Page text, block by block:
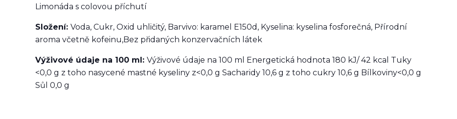
Limonáda s colovou příchutí
Složení: Voda, Cukr, Oxid uhličitý, Barvivo: karamel E150d, Kyselina: kyselina fosforečná, Přírodní
aroma včetně kofeinu,Bez přidaných konzervačních látek
Výživové údaje na 100 ml: Výživové údaje na 100 ml Energetická hodnota 180 kJ/ 42 kcal Tuky
<0,0 g z toho nasycené mastné kyseliny z<0,0 g Sacharidy 10,6 g z toho cukry 10,6 g Bílkoviny<0,0 g
Sůl 0,0 g